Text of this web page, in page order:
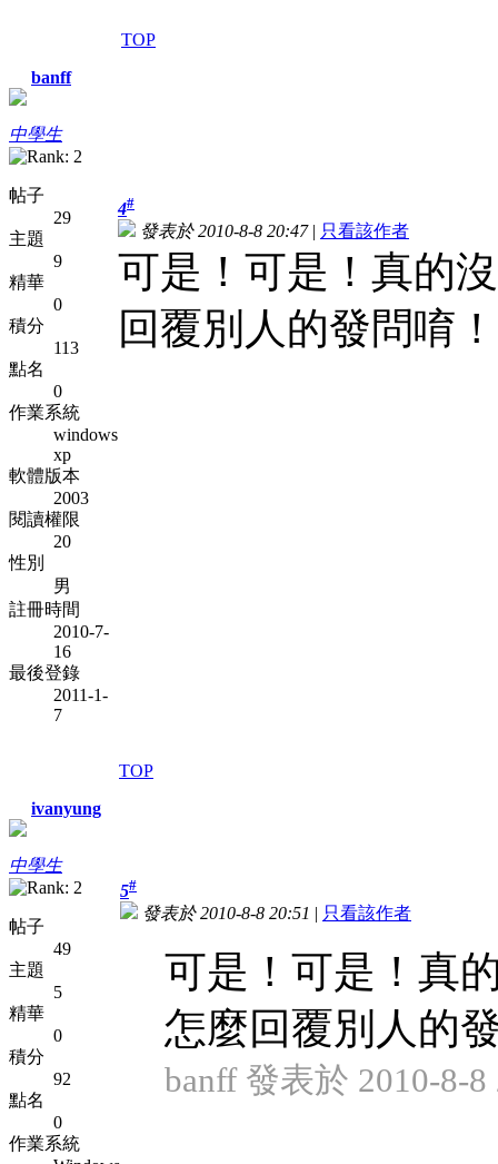
TOP
banff
中學生
帖子
29
主題
9
精華
0
積分
113
點名
0
作業系統
windows
xp
軟體版本
2003
閱讀權限
20
性別
男
註冊時間
2010-7-
16
最後登錄
2011-1-
7
4#
發表於 2010-8-8 20:47| 只看該作者
可是！可是！真的
回覆別人的發問唷！
TOP
ivanyung
中學生
帖子
49
主題
5
精華
0
積分
92
點名
0
作業系統
5#
發表於 2010-8-8 20:51 | 只看該作者
可是！可是！真
怎麼回覆別人的
banff 發表於 2010-8-8